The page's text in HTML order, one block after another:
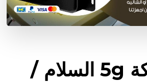
مقوي شبكة 5g السلام /